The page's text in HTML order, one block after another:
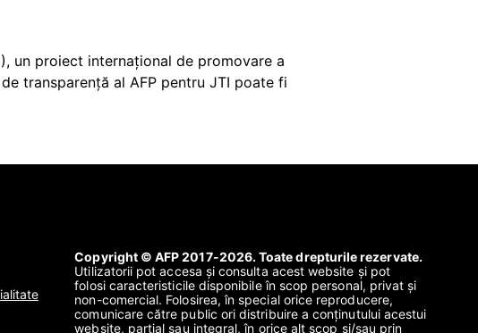
un proiect internațional de promovare a
transparență al AFP pentru JTI poate fi
Copyright © AFP 2017-2026. Toate drepturile rezervate.
Utilizatorii pot accesa și consulta acest website și pot
folosi caracteristicile disponibile în scop personal, privat și
non-comercial. Folosirea, în special orice reproducere,
comunicare către public ori distribuire a conținutului acestui
website, parțial sau integral, în orice alt scop și/sau prin